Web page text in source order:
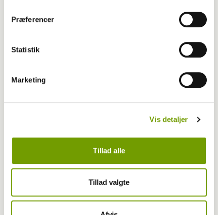
Præferencer
Statistik
Marketing
Vis detaljer
Tillad alle
Tillad valgte
Bliv besøgsven med hund og spred glæde
hos ældre